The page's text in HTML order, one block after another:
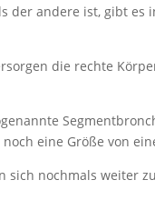
der andere ist, gibt es
die rechte
eine Größe von
sich nochmals weiter